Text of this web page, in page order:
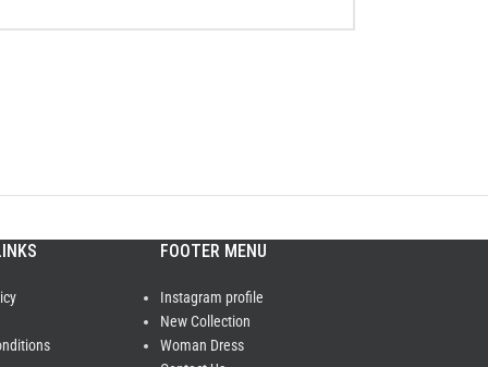
FOOTER MENU
Instagram profile
New Collection
Woman Dress